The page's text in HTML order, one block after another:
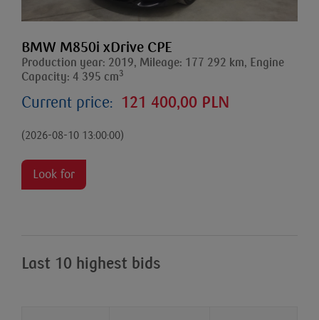
BMW M850i xDrive CPE
Production year: 2019, Mileage: 177 292 km, Engine
Capacity: 4 395 cm3
Current price: 121 400,00 PLN
(2026-08-10 13:00:00)
Look for
Last 10 highest bids